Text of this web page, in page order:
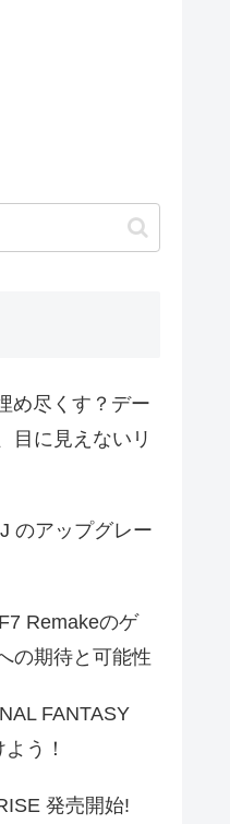
め尽くす？デー
目に見えないリ
のアップグレー
Remakeのゲ
の期待と可能性
FANTASY
う！
発売開始!